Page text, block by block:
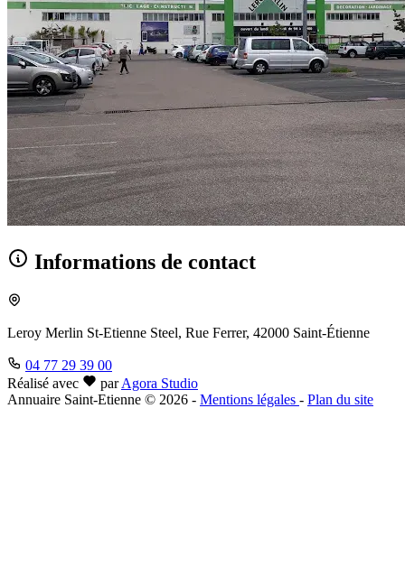
Informations de contact
Leroy Merlin St-Etienne Steel, Rue Ferrer, 42000 Saint-Étienne
04 77 29 39 00
Réalisé avec
par Agora Studio
Annuaire Saint-Etienne © 2026 - Mentions légales - Plan du site